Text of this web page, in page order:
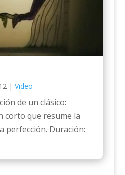
| Video
de un clásico:
corto que resume la
perfección. Duración: